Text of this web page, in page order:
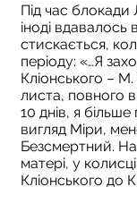
Під час блокади
іноді
стискається,
періоду: «…Я
Кліонського – М.
листа, повного
10 днів, я
вигляд Міри,
Безсмертний. На
матері, у
Кліонського до